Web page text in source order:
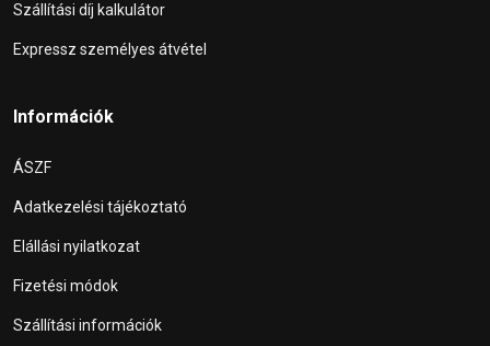
Szállítási díj kalkulátor
Expressz személyes átvétel
Információk
ÁSZF
Adatkezelési tájékoztató
Elállási nyilatkozat
Fizetési módok
Szállítási információk